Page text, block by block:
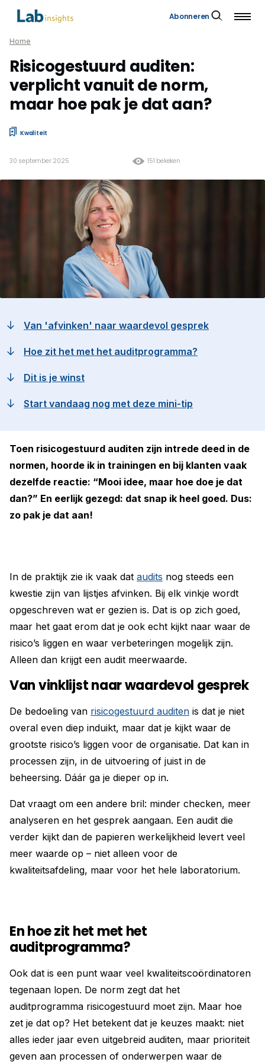
Abonneren
Home
Risicogestuurd auditen:
verplicht vanuit de norm,
maar hoe pak je dat aan?
Kwaliteit
151 bekeken
30 september 2025
Van 'afvinken' naar waardevol gesprek
Hoe zit het met het auditprogramma?
Dit is je winst
Start vandaag nog met deze mini-tip
Toen risicogestuurd auditen zijn intrede deed in de
normen, hoorde ik in trainingen en bij klanten vaak
dezelfde reactie: “Mooi idee, maar hoe doe je dat
dan?” En eerlijk gezegd: dat snap ik heel goed. Dus:
zo pak je dat aan!
In de praktijk zie ik vaak dat audits nog steeds een
kwestie zijn van lijstjes afvinken. Bij elk vinkje wordt
opgeschreven wat er gezien is. Dat is op zich goed,
maar het gaat erom dat je ook echt kijkt naar waar de
risico’s liggen en waar verbeteringen mogelijk zijn.
Alleen dan krijgt een audit meerwaarde.
Van vinklijst naar waardevol gesprek
De bedoeling van risicogestuurd auditen is dat je niet
overal even diep induikt, maar dat je kijkt waar de
grootste risico’s liggen voor de organisatie. Dat kan in
processen zijn, in de uitvoering of juist in de
beheersing. Dáár ga je dieper op in.
Dat vraagt om een andere bril: minder checken, meer
analyseren en het gesprek aangaan. Een audit die
verder kijkt dan de papieren werkelijkheid levert veel
meer waarde op – niet alleen voor de
kwaliteitsafdeling, maar voor het hele laboratorium.
En hoe zit het met het
auditprogramma?
Ook dat is een punt waar veel kwaliteitscoördinatoren
tegenaan lopen. De norm zegt dat het
auditprogramma risicogestuurd moet zijn. Maar hoe
zet je dat op? Het betekent dat je keuzes maakt: niet
alles ieder jaar even uitgebreid auditen, maar prioriteit
geven aan processen of onderwerpen waar de